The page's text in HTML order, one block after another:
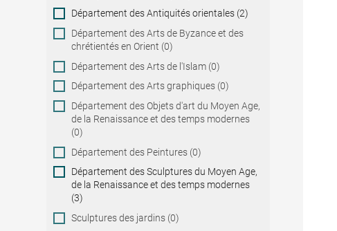
Département des Antiquités orientales (2)
Département des Arts de Byzance et des
chrétientés en Orient (0)
Département des Arts de l'Islam (0)
Département des Arts graphiques (0)
Département des Objets d'art du Moyen Age,
de la Renaissance et des temps modernes
(0)
Département des Peintures (0)
Département des Sculptures du Moyen Age,
de la Renaissance et des temps modernes
(3)
Sculptures des jardins (0)